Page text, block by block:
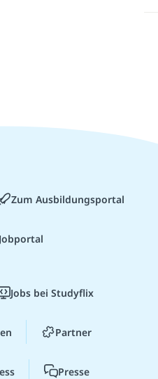
Zum Ausbildungsportal
Jobs bei Studyflix
Partner
Presse